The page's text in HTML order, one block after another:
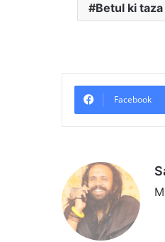
Betul ki
Facebook